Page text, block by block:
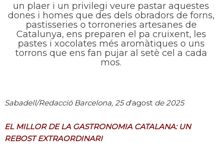
un plaer i un privilegi veure pastar aquestes
dones i homes que des dels obradors de forns,
pastisseries o torroneries artesanes de
Catalunya, ens preparen el pa cruixent, les
pastes i xocolates més aromàtiques o uns
torrons que ens fan pujar al setè cel a cada
mos.
Sabadell/Redacció Barcelona, 25 d‘agost de 2025
EL MILLOR DE LA GASTRONOMIA CATALANA: UN
REBOST EXTRAORDINARI